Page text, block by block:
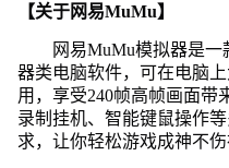
【关于网易MuMu】
网易MuMu模拟器是
器类电脑软件，可在电脑
用，享受240帧高帧画面带
录制挂机、智能键鼠操作
求，让你轻松游戏成神不伤